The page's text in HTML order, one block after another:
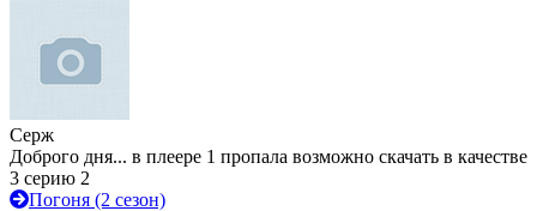
Серж
Доброго дня... в плеере 1 пропала возможно скачать в качестве
3 серию 2
Погоня (2 сезон)